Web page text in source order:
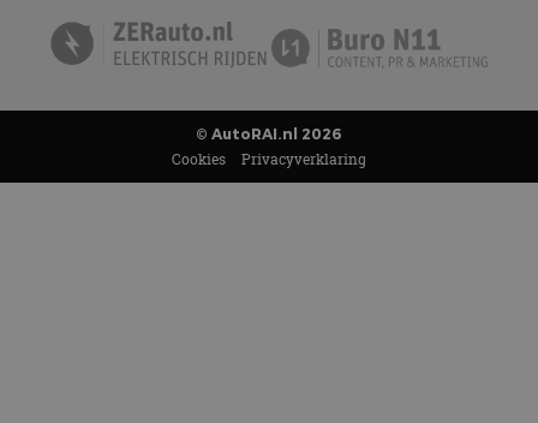
© AutoRAI.nl 2026
Cookies Privacyverklaring